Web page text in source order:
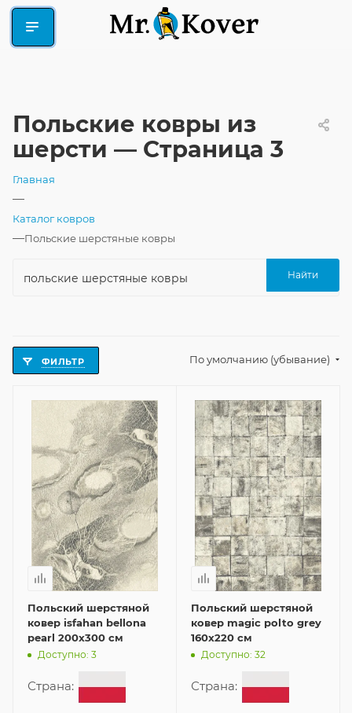
Польские ковры из
шерсти — Страница 3
Главная
—
Каталог ковров
—Польские шерстяные ковры
Найти
ФИЛЬТР По умолчанию (убывание)
Польский шерстяной
ковер isfahan bellona
pearl 200x300 см
Доступно: 3
Страна:
Польский шерстяной
ковер magic polto grey
160x220 см
Доступно: 32
Страна: